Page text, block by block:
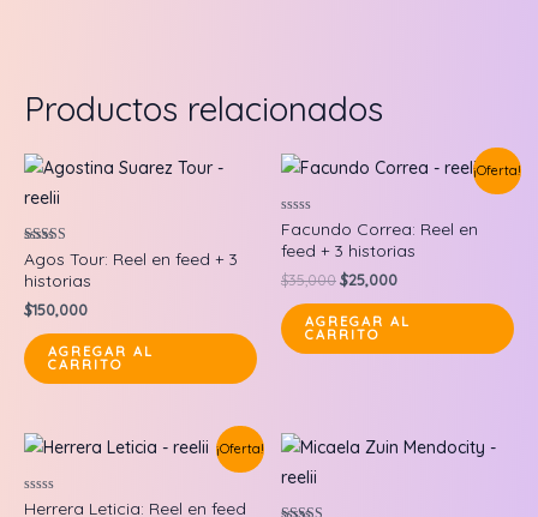
Productos relacionados
Valorado en
5.00
de 5
Agos Tour: Reel en feed + 3
historias
$150,000
AGREGAR AL
CARRITO
¡Oferta!
Valorado
en
0
de
5
Facundo Correa: Reel en
feed + 3 historias
$35,000Original
was:
$35,000.
$25,000Current
is:
AGREGAR AL
CARRITO
¡Oferta!
Valorado
Herrera Leticia: Reel en feed